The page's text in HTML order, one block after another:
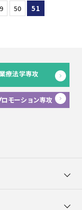
50 51
療法学専攻
モーション専攻